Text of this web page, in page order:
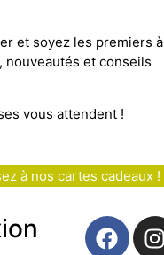
et soyez les premiers à
et conseils
vous attendent !
à nos cartes cadeaux !